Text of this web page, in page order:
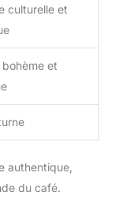
culturelle et
bohème et
authentique,
du café.